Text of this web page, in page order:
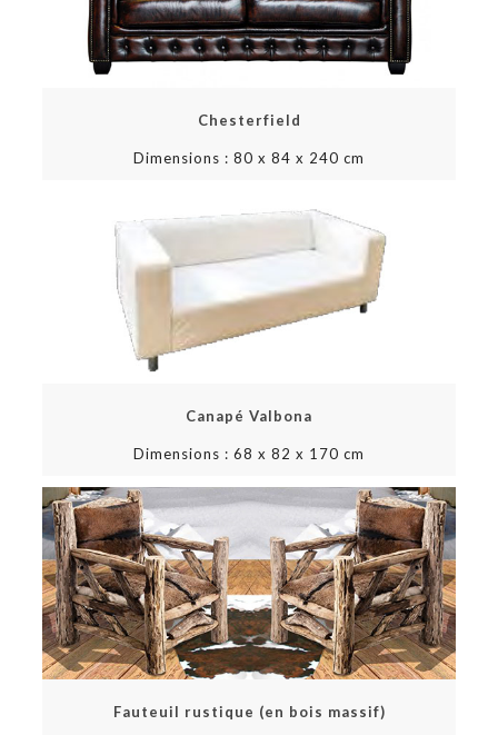
Chesterfield
Dimensions : 80 x 84 x 240 cm
Canapé Valbona
Dimensions : 68 x 82 x 170 cm
Fauteuil rustique (en bois massif)